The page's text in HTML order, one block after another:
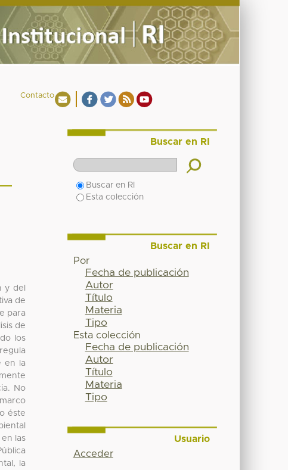
Contacto
y del
de
para
de
los
en la
No
éste
las
la
Buscar en RI
Buscar en RI
Esta colección
Buscar en RI
Por
Fecha de publicación
Autor
Título
Materia
Tipo
Esta colección
Fecha de publicación
Autor
Título
Materia
Tipo
Usuario
Acceder